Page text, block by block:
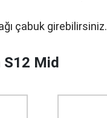
çabuk girebilirsiniz.
S12 Mid